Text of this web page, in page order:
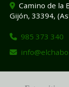
Camino de la
Gijón, 33394,
985 373 340
info